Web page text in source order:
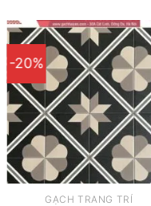
-20%
GẠCH TRANG TRÍ